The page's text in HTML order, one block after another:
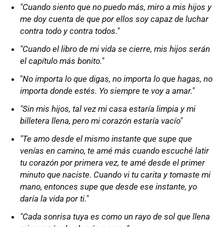
"Cuando siento que no puedo más, miro a mis hijos y
me doy cuenta de que por ellos soy capaz de luchar
contra todo y contra todos."
"Cuando el libro de mi vida se cierre, mis hijos serán
el capítulo más bonito."
"No importa lo que digas, no importa lo que hagas, no
importa donde estés. Yo siempre te voy a amar."
"Sin mis hijos, tal vez mi casa estaría limpia y mi
billetera llena, pero mi corazón estaría vacío"
"Te amo desde el mismo instante que supe que
venías en camino, te amé más cuando escuché latir
tu corazón por primera vez, te amé desde el primer
minuto que naciste. Cuando vi tu carita y tomaste mi
mano, entonces supe que desde ese instante, yo
daría la vida por ti."
"Cada sonrisa tuya es como un rayo de sol que llena